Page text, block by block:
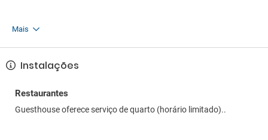
Mais
Instalações
Restaurantes
Guesthouse oferece serviço de quarto (horário limitado)..